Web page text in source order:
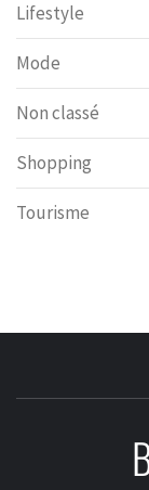
Lifestyle
Mode
Non classé
Shopping
Tourisme